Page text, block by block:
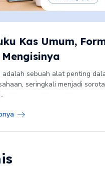
Kas Umum,
adalah sebuah alat penting
seringkali menjadi